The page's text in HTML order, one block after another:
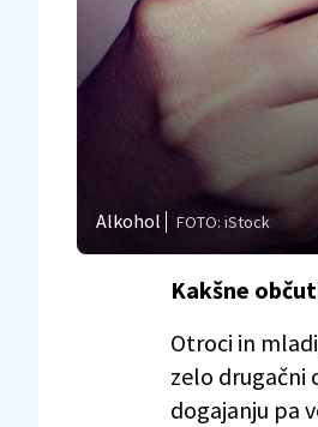
Alkohol FOTO: iStock
Kakšne
Otroci in
zelo drugačni
dogajanju pa